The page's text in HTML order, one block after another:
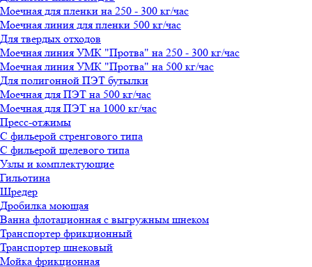
Моечная для пленки на 250 - 300 кг/час
Моечная линия для пленки 500 кг/час
Для твердых отходов
Моечная линия УМК "Протва" на 250 - 300 кг/час
Моечная линия УМК "Протва" на 500 кг/час
Для полигонной ПЭТ бутылки
Моечная для ПЭТ на 500 кг/час
Моечная для ПЭТ на 1000 кг/час
Пресс-отжимы
С фильерой стренгового типа
С фильерой щелевого типа
Узлы и комплектующие
Гильотина
Шредер
Дробилка моющая
Ванна флотационная с выгружным шнеком
Транспортер фрикционный
Транспортер шнековый
Мойка фрикционная